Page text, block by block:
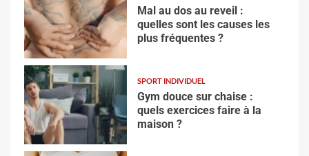
Mal au dos au reveil :
quelles sont les causes les
plus fréquentes ?
SPORT INDIVIDUEL
Gym douce sur chaise :
quels exercices faire à la
maison ?